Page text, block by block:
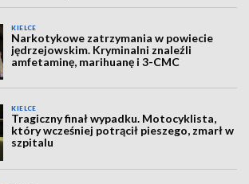
KIELCE
Narkotykowe zatrzymania w powiecie
jędrzejowskim. Kryminalni znaleźli
amfetaminę, marihuanę i 3-CMC
KIELCE
Tragiczny finał wypadku. Motocyklista,
który wcześniej potrącił pieszego, zmarł w
szpitalu